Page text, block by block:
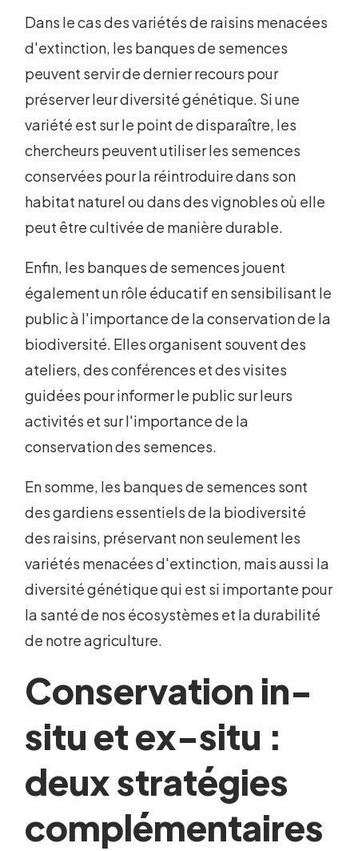
Dans le cas des variétés de raisins menacées
d'extinction, les banques de semences
peuvent servir de dernier recours pour
préserver leur diversité génétique. Si une
variété est sur le point de disparaître, les
chercheurs peuvent utiliser les semences
conservées pour la réintroduire dans son
habitat naturel ou dans des vignobles où elle
peut être cultivée de manière durable.
Enfin, les banques de semences jouent
également un rôle éducatif en sensibilisant le
public à l'importance de la conservation de la
biodiversité. Elles organisent souvent des
ateliers, des conférences et des visites
guidées pour informer le public sur leurs
activités et sur l'importance de la
conservation des semences.
En somme, les banques de semences sont
des gardiens essentiels de la biodiversité
des raisins, préservant non seulement les
variétés menacées d'extinction, mais aussi la
diversité génétique qui est si importante pour
la santé de nos écosystèmes et la durabilité
de notre agriculture.
Conservation in-
situ et ex-situ :
deux stratégies
complémentaires